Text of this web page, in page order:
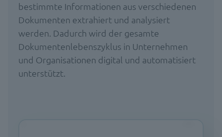
bestimmte Informationen aus verschiedenen
Dokumenten extrahiert und analysiert
werden. Dadurch wird der gesamte
Dokumentenlebenszyklus in Unternehmen
und Organisationen digital und automatisiert
unterstützt.